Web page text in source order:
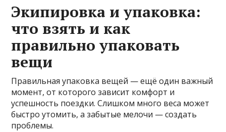
Экипировка и упаковка:
что взять и как
правильно упаковать
вещи
Правильная упаковка вещей — ещё один важный
момент, от которого зависит комфорт и
успешность поездки. Слишком много веса может
быстро утомить, а забытые мелочи — создать
проблемы.